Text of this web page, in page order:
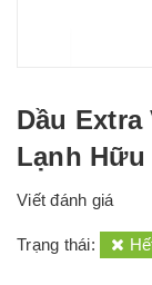
Dầu
Lạnh Hữu
Viết đánh giá
Trạng thái: